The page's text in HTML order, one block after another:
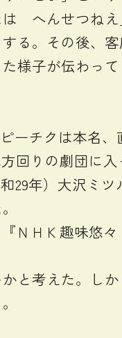
へんせつねえ
る。その後、客
様子が伝わって
チクは本名、
回りの劇団に
29年）大沢ミツ
ＮＨＫ趣味悠
と考えた。し